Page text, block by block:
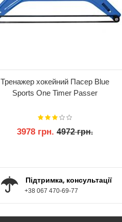
Тренажер хокейний Пасер Blue
Sports One Timer Passer
3978 грн. 4972 грн.
Підтримка, консультації
+38 067 470-69-77